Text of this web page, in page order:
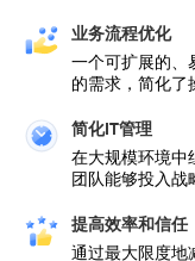
业务流程优化
一个可扩展的、
的需求，简化了
简化IT管理
在大规模环境中
团队能够投入战
提高效率和信任
通过最大限度地